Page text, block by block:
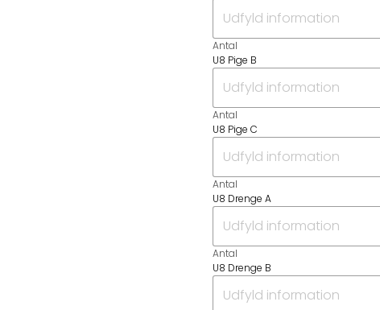
Antal
U8 Pige B
Antal
U8 Pige C
Antal
U8 Drenge A
Antal
U8 Drenge B